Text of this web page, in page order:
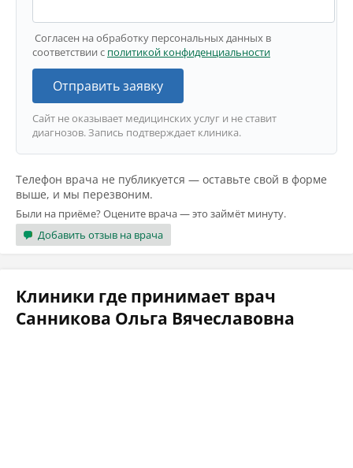
Согласен на обработку персональных данных в
соответствии с политикой конфиденциальности
Отправить заявку
Сайт не оказывает медицинских услуг и не ставит
диагнозов. Запись подтверждает клиника.
Телефон врача не публикуется — оставьте свой в форме
выше, и мы перезвоним.
Были на приёме? Оцените врача — это займёт минуту.
Добавить отзыв на врача
Клиники где принимает врач
Санникова Ольга Вячеславовна